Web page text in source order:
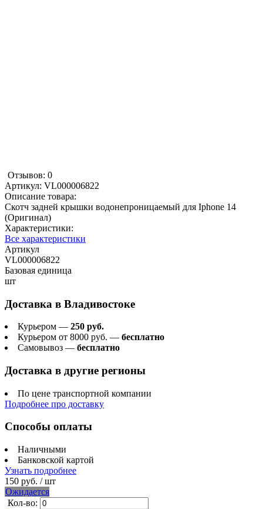
Отзывов: 0
Артикул: VL000006822
Описание товара:
Скотч задней крышки водонепроницаемый для Iphone 14
(Оригинал)
Характеристики:
Все характеристики
Артикул
VL000006822
Базовая единица
шт
Доставка в Владивостоке
Курьером — 250 руб.
Курьером от 8000 руб. — бесплатно
Самовывоз — бесплатно
Доставка в другие регионы
По цене транспортной компании
Подробнее про доставку
Способы оплаты
Наличными
Банковской картой
Узнать подробнее
150 руб. / шт
Ожидается
Кол-во: